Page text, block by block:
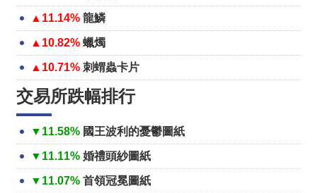
▲11.14% 龍鱗
▲10.82% 蠟燭
▲10.71% 刺蝟蟲卡片
交易所跌幅排行
▼11.58% 國王波利的憂鬱圖紙
▼11.11% 婚禮頭紗圖紙
▼11.07% 首領冠冕圖紙